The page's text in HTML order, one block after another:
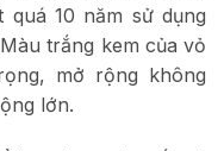
10 năm sử dụng
trắng kem của vỏ
mở rộng không
lớn.